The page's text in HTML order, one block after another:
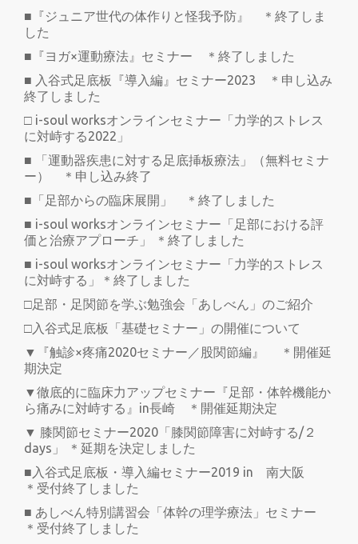
■『ジュニア世代の体作りと怪我予防』 ＊終了しま
した
■『ヨガ×運動療法』セミナー ＊終了しました
■ 入谷式足底板『導入編』セミナー2023 ＊申し込み
終了しました
□ i-soul worksオンラインセミナー「力学的ストレス
に対峙する2022」
■ 「運動器疾患に対する足底挿板療法」（無料セミナ
ー） ＊申し込み終了
■「足部からの臨床展開」 ＊終了しました
■ i-soul worksオンラインセミナー「足部における評
価と治療アプローチ」 ＊終了しました
■ i-soul worksオンラインセミナー「力学的ストレス
に対峙する」＊終了しました
□足部・足関節を学ぶ勉強会「あしべん」のご紹介
□入谷式足底板「基礎セミナー」の開催について
▼『触診×疼痛2020セミナー／股関節編』 ＊開催延
期決定
▼徹底的に臨床力アップセミナー『足部・体幹機能か
ら痛みに対峙する』in長崎 ＊開催延期決定
▼ 膝関節セミナー2020「膝関節障害に対峙する/２
days」 ＊延期を決定しました
■入谷式足底板・導入編セミナー2019 in 南大阪
＊受付終了しました
■ あしべん特別講習会「体幹の理学療法」セミナー
＊受付終了しました